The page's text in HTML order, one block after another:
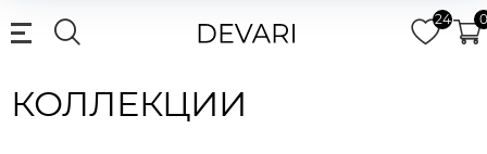
24 0
КОЛЛЕКЦИИ